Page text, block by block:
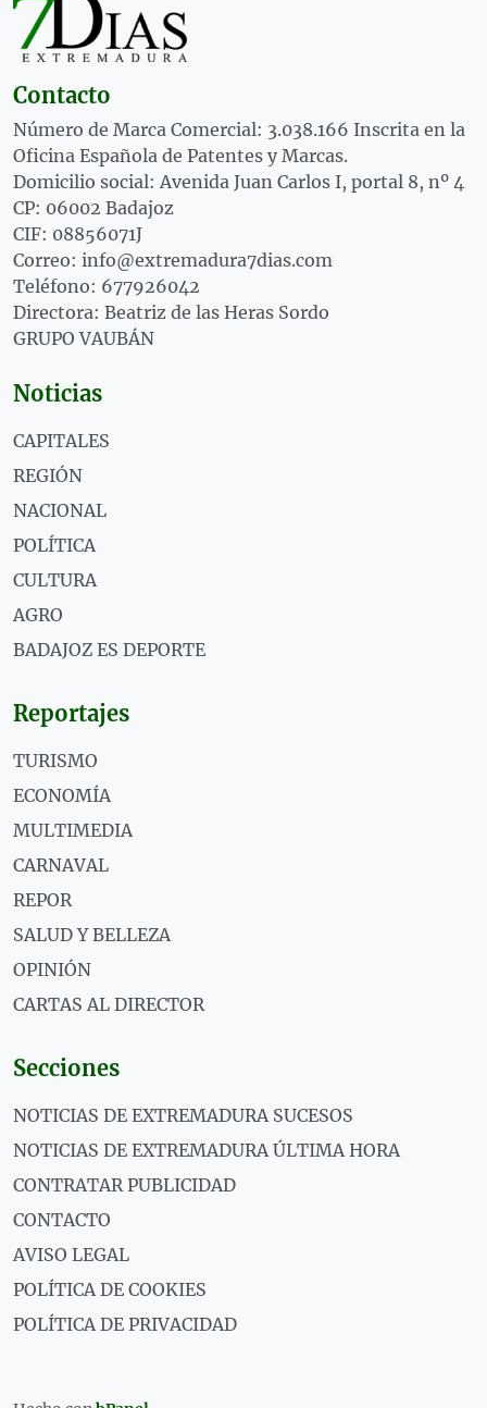
Contacto
Número de Marca Comercial: 3.038.166 Inscrita en la
Oficina Española de Patentes y Marcas.
Domicilio social: Avenida Juan Carlos I, portal 8, nº 4
CP: 06002 Badajoz
CIF: 08856071J
Correo: info@extremadura7dias.com
Teléfono: 677926042
Directora: Beatriz de las Heras Sordo
GRUPO VAUBÁN
Noticias
CAPITALES
REGIÓN
NACIONAL
POLÍTICA
CULTURA
AGRO
BADAJOZ ES DEPORTE
Reportajes
TURISMO
ECONOMÍA
MULTIMEDIA
CARNAVAL
REPOR
SALUD Y BELLEZA
OPINIÓN
CARTAS AL DIRECTOR
Secciones
NOTICIAS DE EXTREMADURA SUCESOS
NOTICIAS DE EXTREMADURA ÚLTIMA HORA
CONTRATAR PUBLICIDAD
CONTACTO
AVISO LEGAL
POLÍTICA DE COOKIES
POLÍTICA DE PRIVACIDAD